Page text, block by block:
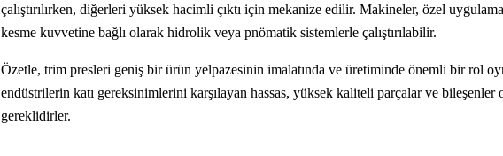
çalıştırılırken, diğerleri yüksek hacimli çıktı için mekanize edilir. Makineler, özel
kesme kuvvetine bağlı olarak hidrolik veya pnömatik sistemlerle çalıştırılabilir.
Özetle, trim presleri geniş bir ürün yelpazesinin imalatında ve üretiminde önemli bir rol
endüstrilerin katı gereksinimlerini karşılayan hassas, yüksek kaliteli parçalar ve bileşenler
gereklidirler.